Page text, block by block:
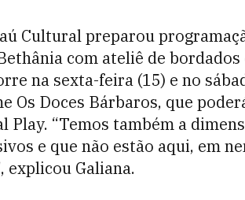
Cultural preparou
com ateliê de bordados
na sexta-feira (15) e no
Os Doces Bárbaros, que
“Temos também a
e que não estão aqui, em
explicou Galiana.